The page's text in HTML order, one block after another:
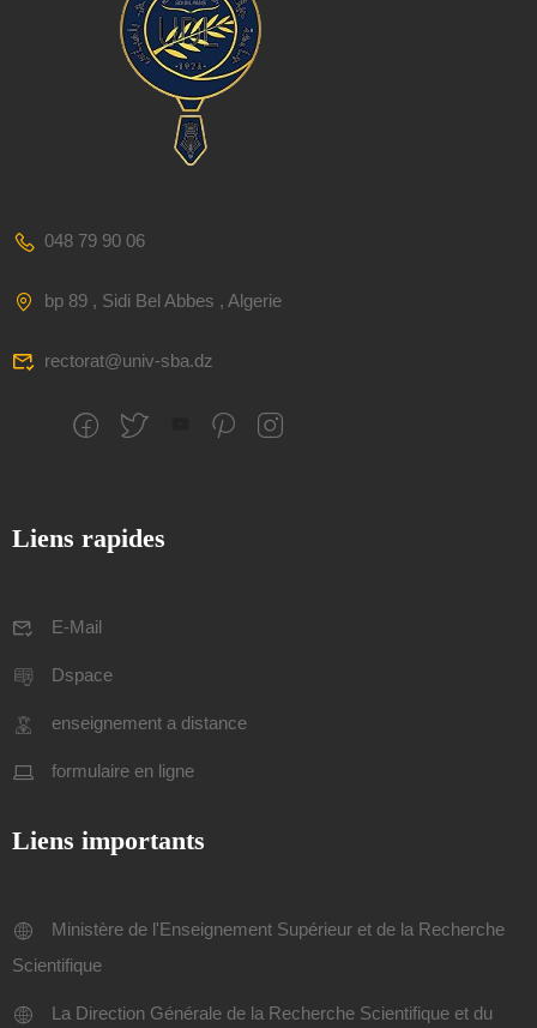
048 79 90 06
bp 89 , Sidi Bel Abbes , Algerie
rectorat@univ-sba.dz
Liens rapides
E-Mail
Dspace
enseignement a distance
formulaire en ligne
Liens importants
Ministère de l'Enseignement Supérieur et de la Recherche
Scientifique
La Direction Générale de la Recherche Scientifique et du